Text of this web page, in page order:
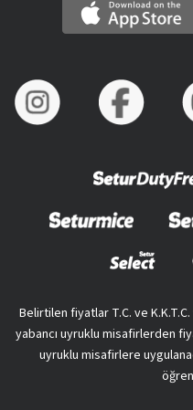
Belirtilen fiyatlar T.C. ve
yabancı uyruklu misafirlerden
uyruklu misafirlere